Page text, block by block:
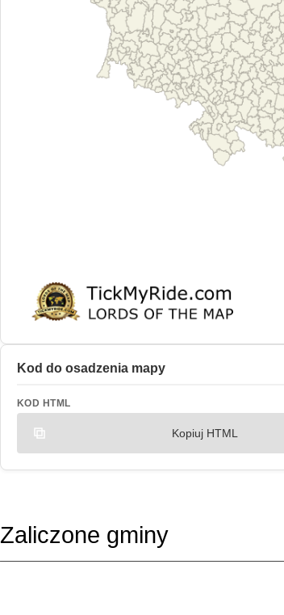
Kod do osadzenia mapy
KOD HTML
Kopiuj HTML
Zaliczone gminy